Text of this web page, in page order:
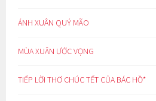
ÁNH XUÂN QUÝ MÃO
MÙA XUÂN ƯỚC VỌNG
TIẾP LỜI THƠ CHÚC TẾT CỦA BÁC HỒ*